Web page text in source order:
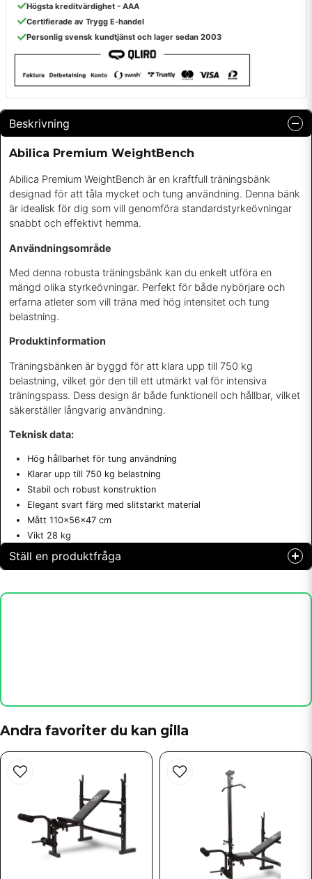
Högsta kreditvärdighet - AAA
Certifierade av Trygg E-handel
Personlig svensk kundtjänst och lager sedan 2003
Beskrivning
Abilica Premium WeightBench
Abilica Premium WeightBench är en kraftfull träningsbänk
designad för att tåla mycket och tung användning. Denna bänk
är idealisk för dig som vill genomföra standardstyrkeövningar
snabbt och effektivt hemma.
Användningsområde
Med denna robusta träningsbänk kan du enkelt utföra en
mängd olika styrkeövningar. Perfekt för både nybörjare och
erfarna atleter som vill träna med hög intensitet och tung
belastning.
Produktinformation
Träningsbänken är byggd för att klara upp till 750 kg
belastning, vilket gör den till ett utmärkt val för intensiva
träningspass. Dess design är både funktionell och hållbar, vilket
säkerställer långvarig användning.
Teknisk data:
Hög hållbarhet för tung användning
Klarar upp till 750 kg belastning
Stabil och robust konstruktion
Elegant svart färg med slitstarkt material
Mått 110x56x47 cm
Vikt 28 kg
Ställ en produktfråga
Fråga oss något om denna produkten...
Mejladress
Ja, ni får publicera min fråga
Andra favoriter du kan gilla